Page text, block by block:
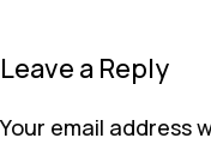
Leave a Reply
Your email address